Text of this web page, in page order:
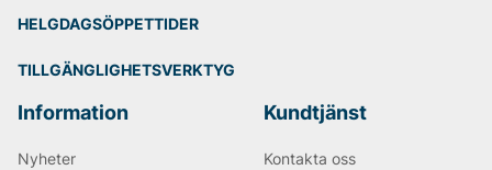
HELGDAGSÖPPETTIDER
TILLGÄNGLIGHETSVERKTYG
Information
Nyheter
Kundtjänst
Kontakta oss